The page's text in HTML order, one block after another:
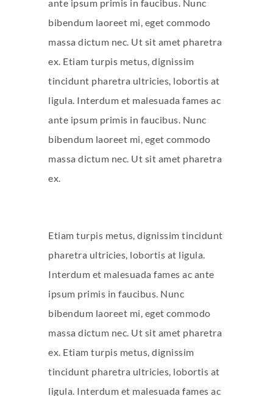
ante ipsum primis in faucibus. Nunc
bibendum laoreet mi, eget commodo
massa dictum nec. Ut sit amet pharetra
ex. Etiam turpis metus, dignissim
tincidunt pharetra ultricies, lobortis at
ligula. Interdum et malesuada fames ac
ante ipsum primis in faucibus. Nunc
bibendum laoreet mi, eget commodo
massa dictum nec. Ut sit amet pharetra
ex.
Etiam turpis metus, dignissim tincidunt
pharetra ultricies, lobortis at ligula.
Interdum et malesuada fames ac ante
ipsum primis in faucibus. Nunc
bibendum laoreet mi, eget commodo
massa dictum nec. Ut sit amet pharetra
ex. Etiam turpis metus, dignissim
tincidunt pharetra ultricies, lobortis at
ligula. Interdum et malesuada fames ac